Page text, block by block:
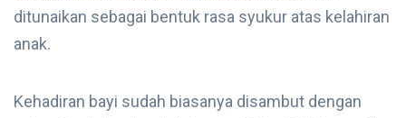
ditunaikan sebagai bentuk rasa syukur atas kelahiran
anak.
Kehadiran bayi sudah biasanya disambut dengan